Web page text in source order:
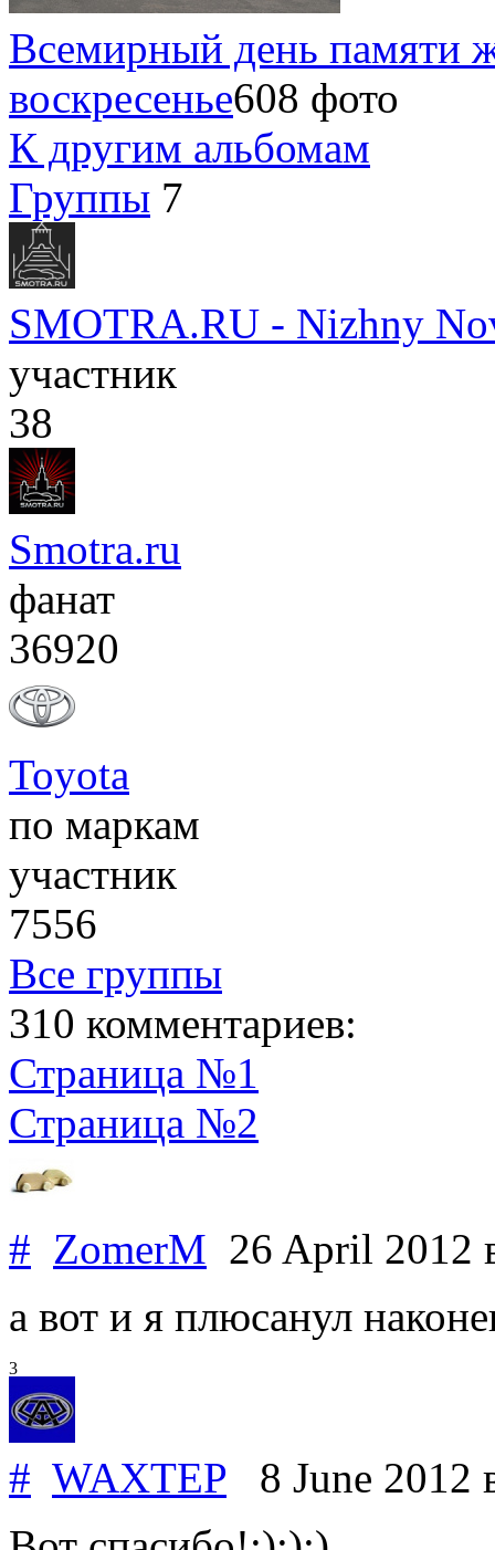
Всемирный день памяти
воскресенье608 фото
К другим альбомам
Группы 7
SMOTRA.RU - Nizhny
участник
38
Smotra.ru
фанат
36920
Toyota
по маркам
участник
7556
Все группы
310 комментариев:
Страница №1
Страница №2
# ZomerM 26 April 2012
а вот и я плюсанул
3
# WAXTEP 8 June 2012